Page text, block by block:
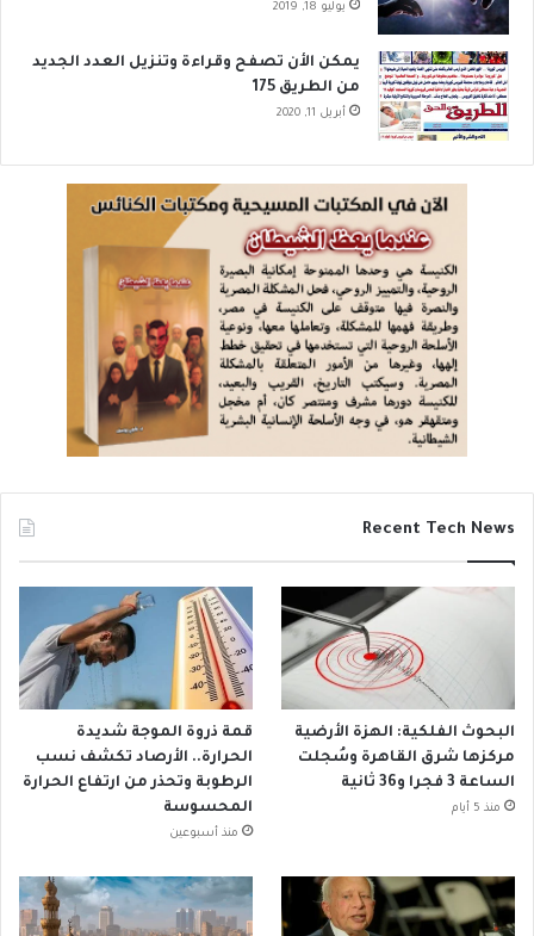
يوليو 18, 2019
يمكن الأن تصفح وقراءة وتنزيل العدد الجديد
من الطريق 175
أبريل 11, 2020
Recent Tech News
البحوث الفلكية: الهزة الأرضية
مركزها شرق القاهرة وسُجلت
الساعة 3 فجرا و36 ثانية
منذ 5 أيام
قمة ذروة الموجة شديدة
الحرارة.. الأرصاد تكشف نسب
الرطوبة وتحذر من ارتفاع الحرارة
المحسوسة
منذ أسبوعين